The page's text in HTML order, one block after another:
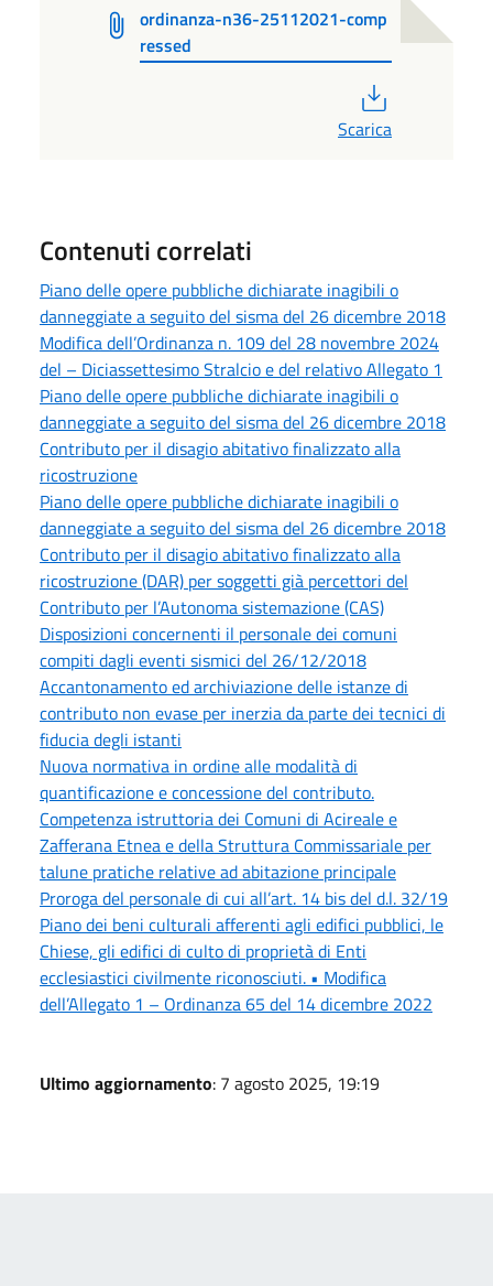
ordinanza-n36-25112021-comp
ressed
Scarica
Contenuti correlati
Piano delle opere pubbliche dichiarate inagibili o
danneggiate a seguito del sisma del 26 dicembre 2018
Modifica dell’Ordinanza n. 109 del 28 novembre 2024
del – Diciassettesimo Stralcio e del relativo Allegato 1
Piano delle opere pubbliche dichiarate inagibili o
danneggiate a seguito del sisma del 26 dicembre 2018
Contributo per il disagio abitativo finalizzato alla
ricostruzione
Piano delle opere pubbliche dichiarate inagibili o
danneggiate a seguito del sisma del 26 dicembre 2018
Contributo per il disagio abitativo finalizzato alla
ricostruzione (DAR) per soggetti già percettori del
Contributo per l’Autonoma sistemazione (CAS)
Disposizioni concernenti il personale dei comuni
compiti dagli eventi sismici del 26/12/2018
Accantonamento ed archiviazione delle istanze di
contributo non evase per inerzia da parte dei tecnici di
fiducia degli istanti
Nuova normativa in ordine alle modalità di
quantificazione e concessione del contributo.
Competenza istruttoria dei Comuni di Acireale e
Zafferana Etnea e della Struttura Commissariale per
talune pratiche relative ad abitazione principale
Proroga del personale di cui all’art. 14 bis del d.l. 32/19
Piano dei beni culturali afferenti agli edifici pubblici, le
Chiese, gli edifici di culto di proprietà di Enti
ecclesiastici civilmente riconosciuti. • Modifica
dell’Allegato 1 – Ordinanza 65 del 14 dicembre 2022
Ultimo aggiornamento: 7 agosto 2025, 19:19